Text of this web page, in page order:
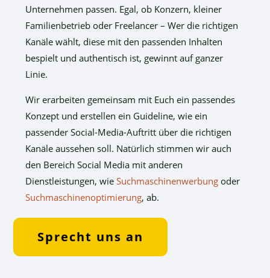
Unternehmen passen. Egal, ob Konzern, kleiner
Familienbetrieb oder Freelancer – Wer die richtigen
Kanäle wählt, diese mit den passenden Inhalten
bespielt und authentisch ist, gewinnt auf ganzer
Linie.
Wir erarbeiten gemeinsam mit Euch ein passendes
Konzept und erstellen ein Guideline, wie ein
passender Social-Media-Auftritt über die richtigen
Kanäle aussehen soll. Natürlich stimmen wir auch
den Bereich Social Media mit anderen
Dienstleistungen, wieSuchmaschinenwerbung oder
Suchmaschinenoptimierung, ab.
Sprecht uns an